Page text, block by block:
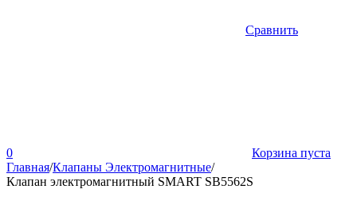
Сравнить
0
Корзина пуста
Главная/Клапаны Электромагнитные/
Клапан электромагнитный SMART SB5562S